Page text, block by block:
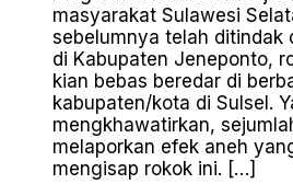
masyarakat Sulawesi
sebelumnya telah ditindak
di Kabupaten Jeneponto,
kian bebas beredar di
kabupaten/kota di Sulsel.
mengkhawatirkan,
melaporkan efek aneh
mengisap rokok ini. […]